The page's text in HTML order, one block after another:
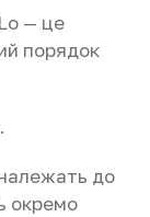
— це
порядок
до
окремо